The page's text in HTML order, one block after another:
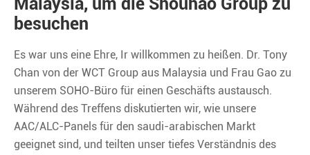
besuchen
Es war uns eine Ehre, Ir willkommen zu heißen. Dr. Tony
Chan von der WCT Group aus Malaysia und Frau Gao zu
unserem SOHO-Büro für einen Geschäfts austausch.
Während des Treffens diskutierten wir, wie unsere
AAC/ALC-Panels für den saudi-arabischen Markt
geeignet sind, und teilten unser tiefes Verständnis des